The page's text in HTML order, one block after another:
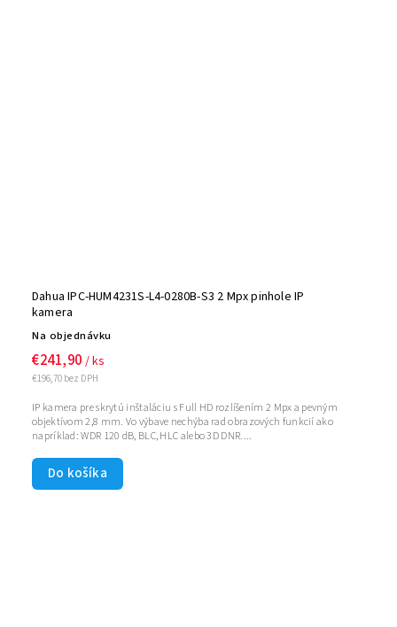
Dahua IPC-HUM4231S-L4-0280B-S3 2 Mpx pinhole IP
kamera
Na objednávku
€196,70 bez DPH
€241,90 / ks
Do košíka
IP kamera pre skrytú inštaláciu s Full HD rozlíšením 2 Mpx a pevným
objektívom 2,8 mm. Vo výbave nechýba rad obrazových funkcií ako
napríklad: WDR 120 dB, BLC, HLC alebo 3D DNR....